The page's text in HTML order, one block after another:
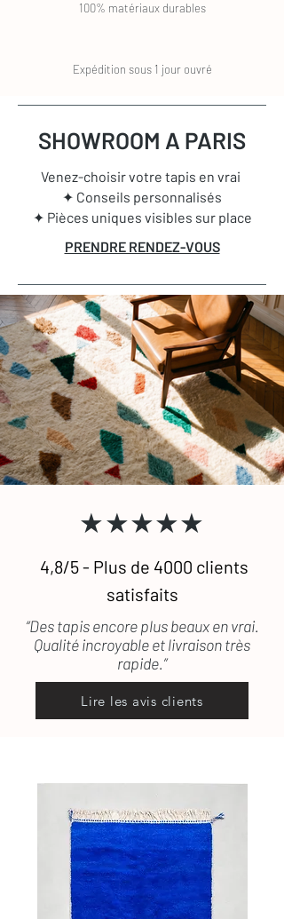
100% matériaux durables
Expédition sous 1 jour ouvré
SHOWROOM A PARIS
Venez-choisir votre tapis en vrai
✦ Conseils personnalisés
✦ Pièces uniques visibles sur place
PRENDRE RENDEZ-VOUS
★★★★★
4,8/5 - Plus de 4000 clients
satisfaits
“Des tapis encore plus beaux en vrai.
Qualité incroyable et livraison très
rapide.”
Lire les avis clients